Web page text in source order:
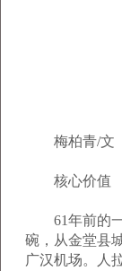
梅柏青/文
核心价值
61年前的一
碗，从金堂县
广汉机场。人